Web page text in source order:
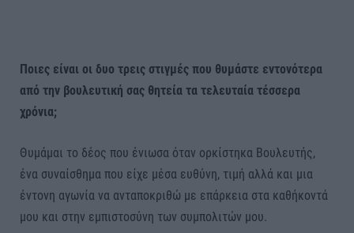
Ποιες είναι οι δυο τρεις στιγμές που θυμάστε εντονότερα
από την βουλευτική σας θητεία τα τελευταία τέσσερα
χρόνια;
Θυμάμαι το δέος που ένιωσα όταν ορκίστηκα Βουλευτής,
ένα συναίσθημα που είχε μέσα ευθύνη, τιμή αλλά και μια
έντονη αγωνία να ανταποκριθώ με επάρκεια στα καθήκοντά
μου και στην εμπιστοσύνη των συμπολιτών μου.